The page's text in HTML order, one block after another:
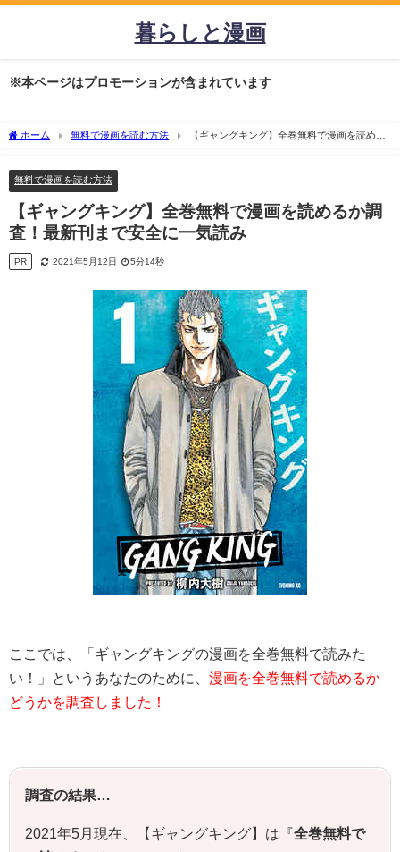
暮らしと漫画
※本ページはプロモーションが含まれています
ホーム 無料で漫画を読む方法
【ギャングキング】全巻無料で漫画を読める
無料で漫画を読む方法
【ギャングキング】全巻無料で漫画を読めるか調
査！最新刊まで安全に一気読み
PR 2021年5月12日 5分14秒
ここでは、「ギャングキングの漫画を全巻無料で読みた
い！」というあなたのために、 漫画を全巻無料で読めるか
どうかを調査しました！
調査の結果…
2021年5月現在、【ギャングキング】は『全巻無料で